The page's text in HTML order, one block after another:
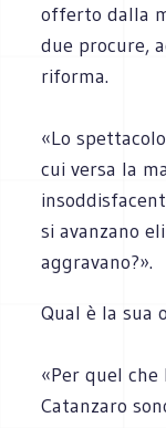
offerto dalla
due procure,
riforma.
«Lo
cui versa la
si avanzano
aggravano?».
Qual è la sua
«Per quel
Catanzaro